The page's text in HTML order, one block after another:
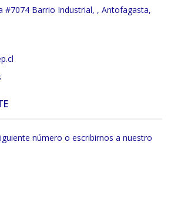
#7074 Barrio Industrial, , Antofagasta,
número o escribirnos a nuestro